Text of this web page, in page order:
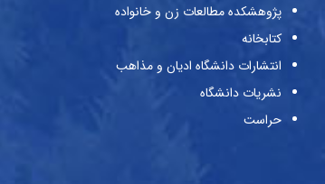
پژوهشکده مطالعات زن و خانواده
کتابخانه
انتشارات دانشگاه ادیان و مذاهب
نشریات دانشگاه
حراست